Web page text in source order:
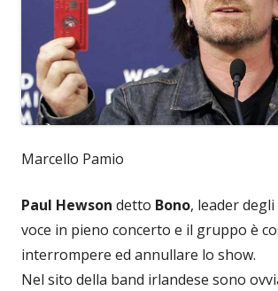
Marcello Pamio
Paul Hewson detto Bono, leader degli
voce in pieno concerto e il gruppo è
interrompere ed annullare lo show.
Nel sito della band irlandese sono